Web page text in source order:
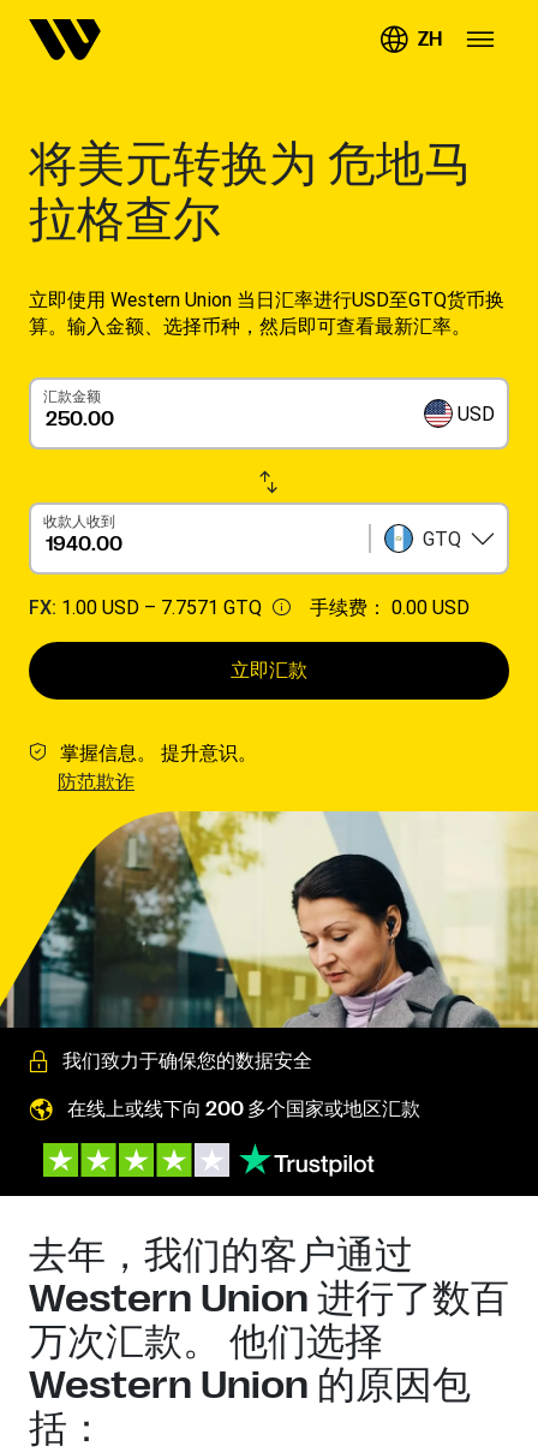
ZH
将美元转换为 危地马
拉格查尔
立即使用 Western Union 当日汇率进行USD至GTQ货币换
算。输入金额、选择币种，然后即可查看最新汇率。
汇款金额
USD
收款人收到
GTQ
FX: 1.00 USD – 7.7571 GTQ 手续费： 0.00 USD
立即汇款
掌握信息。 提升意识。
防范欺诈
我们致力于确保您的数据安全
在线上或线下向 200 多个国家或地区汇款
去年，我们的客户通过
Western Union 进行了数百
万次汇款。 他们选择
Western Union 的原因包
括：